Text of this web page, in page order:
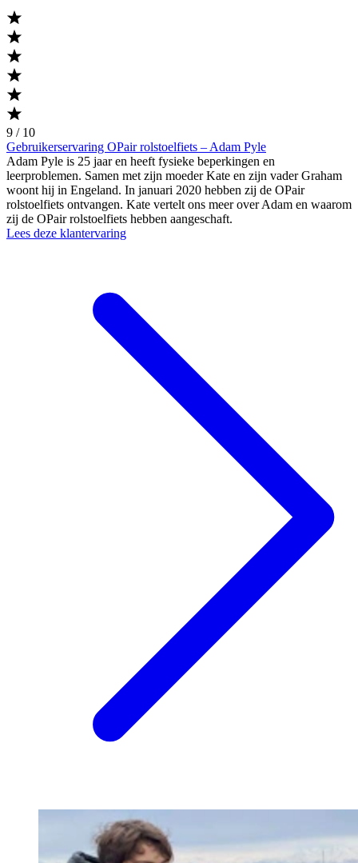
9 / 10
Gebruikerservaring OPair rolstoelfiets – Adam Pyle
Adam Pyle is 25 jaar en heeft fysieke beperkingen en
leerproblemen. Samen met zijn moeder Kate en zijn vader Graham
woont hij in Engeland. In januari 2020 hebben zij de OPair
rolstoelfiets ontvangen. Kate vertelt ons meer over Adam en waarom
zij de OPair rolstoelfiets hebben aangeschaft.
Lees deze klantervaring